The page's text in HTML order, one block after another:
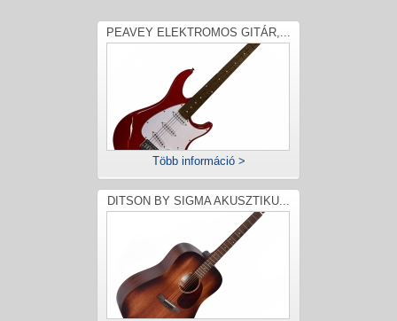
PEAVEY ELEKTROMOS GITÁR,...
Több információ >
DITSON BY SIGMA AKUSZTIKU...